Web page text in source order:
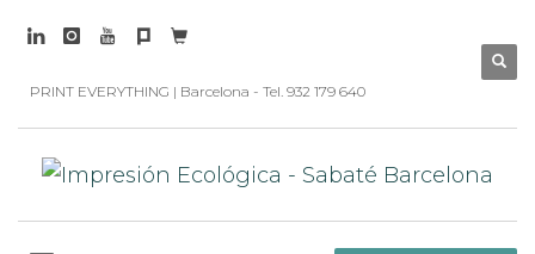
PRINT EVERYTHING | Barcelona - Tel. 932 179 640